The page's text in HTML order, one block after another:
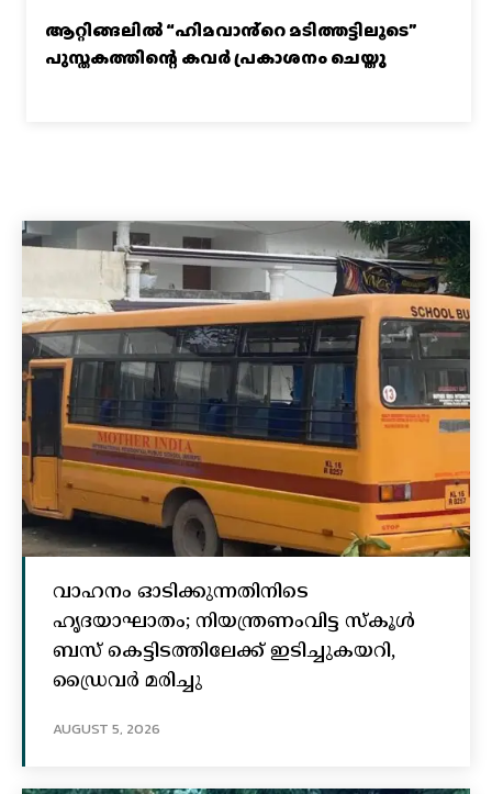
ആറ്റിങ്ങലിൽ “ഹിമവാൻ്റെ മടിത്തട്ടിലൂടെ”
പുസ്തകത്തിന്റെ കവർ പ്രകാശനം ചെയ്തു
വാഹനം ഓടിക്കുന്നതിനിടെ
ഹൃദയാഘാതം; നിയന്ത്രണംവിട്ട സ്കൂൾ
ബസ് കെട്ടിടത്തിലേക്ക് ഇടിച്ചുകയറി,
ഡ്രൈവർ മരിച്ചു
AUGUST 5, 2026